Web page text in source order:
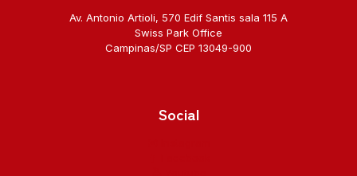
Av. Antonio Artioli, 570 Edif Santis sala 115 A
Swiss Park Office
Campinas/SP CEP 13049-900
Social